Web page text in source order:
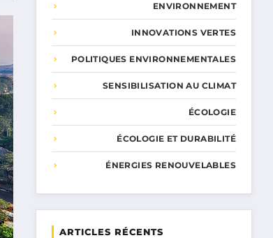
ENVIRONNEMENT
INNOVATIONS VERTES
POLITIQUES ENVIRONNEMENTALES
SENSIBILISATION AU CLIMAT
ÉCOLOGIE
ÉCOLOGIE ET DURABILITÉ
ÉNERGIES RENOUVELABLES
ARTICLES RÉCENTS